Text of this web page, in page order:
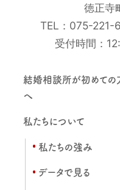
徳正寺
TEL： 075-221-
受付時間：
結婚相談所が初めての
へ
私たちについて
私たちの強み
データで見る